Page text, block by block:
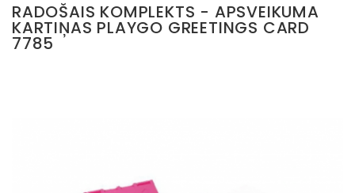
RADOŠAIS KOMPLEKTS - APSVEIKUMA
KARTIŅAS PLAYGO GREETINGS CARD
7785